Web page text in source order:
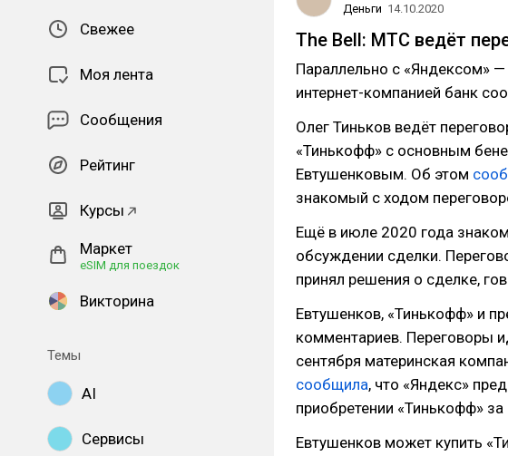
Свежее
Моя лента
Сообщения
Рейтинг
Курсы
Маркет
eSIM для поездок
Викторина
Темы
AI
Сервисы
Деньги 14.10.2020
The Bell: МТС ведёт
Параллельно с «Яндексом»
интернет-компанией банк
Олег Тиньков ведёт
«Тинькофф» с основным
Евтушенковым. Об этом
знакомый с ходом
Ещё в июле 2020 года
обсуждении сделки.
принял решения о сделке,
Евтушенков, «Тинькофф» и
комментариев. Переговоры
сентября материнская
сообщила, что «Яндекс»
приобретении «Тинькофф»
Евтушенков может купить